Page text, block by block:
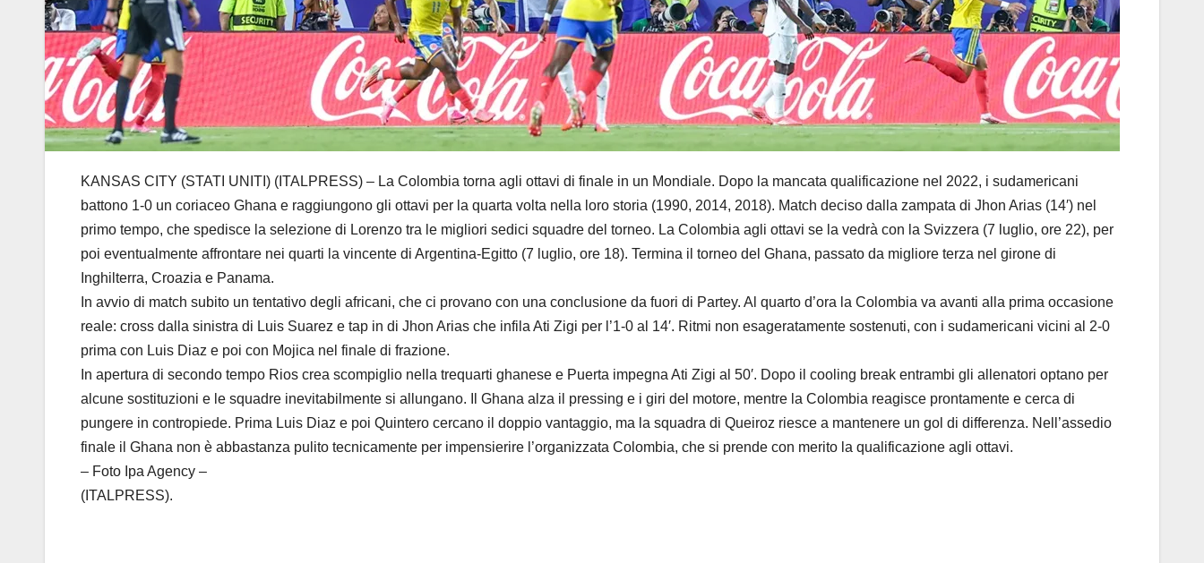
KANSAS CITY (STATI UNITI) (ITALPRESS) – La Colombia torna agli ottavi di finale in un Mondiale. Dopo la mancata qualificazione nel 2022, i sudamericani
battono 1-0 un coriaceo Ghana e raggiungono gli ottavi per la quarta volta nella loro storia (1990, 2014, 2018). Match deciso dalla zampata di Jhon Arias (14′) nel
primo tempo, che spedisce la selezione di Lorenzo tra le migliori sedici squadre del torneo. La Colombia agli ottavi se la vedrà con la Svizzera (7 luglio, ore 22), per
poi eventualmente affrontare nei quarti la vincente di Argentina-Egitto (7 luglio, ore 18). Termina il torneo del Ghana, passato da migliore terza nel girone di
Inghilterra, Croazia e Panama.
In avvio di match subito un tentativo degli africani, che ci provano con una conclusione da fuori di Partey. Al quarto d’ora la Colombia va avanti alla prima occasione
reale: cross dalla sinistra di Luis Suarez e tap in di Jhon Arias che infila Ati Zigi per l’1-0 al 14′. Ritmi non esageratamente sostenuti, con i sudamericani vicini al 2-0
prima con Luis Diaz e poi con Mojica nel finale di frazione.
In apertura di secondo tempo Rios crea scompiglio nella trequarti ghanese e Puerta impegna Ati Zigi al 50′. Dopo il cooling break entrambi gli allenatori optano per
alcune sostituzioni e le squadre inevitabilmente si allungano. Il Ghana alza il pressing e i giri del motore, mentre la Colombia reagisce prontamente e cerca di
pungere in contropiede. Prima Luis Diaz e poi Quintero cercano il doppio vantaggio, ma la squadra di Queiroz riesce a mantenere un gol di differenza. Nell’assedio
finale il Ghana non è abbastanza pulito tecnicamente per impensierire l’organizzata Colombia, che si prende con merito la qualificazione agli ottavi.
– Foto Ipa Agency –
(ITALPRESS).